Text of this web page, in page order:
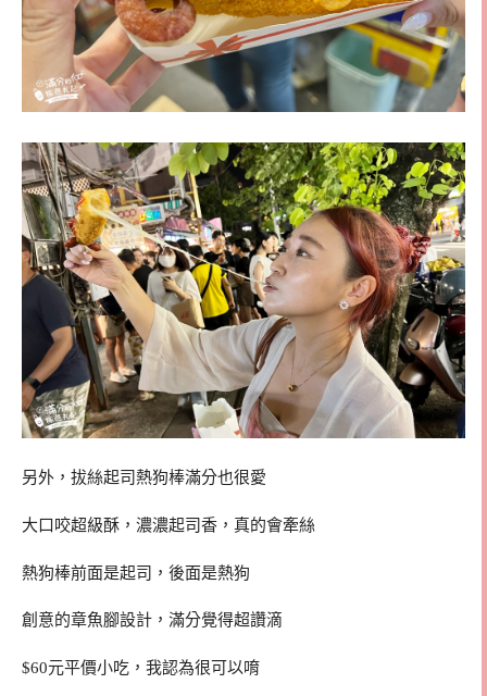
另外，拔絲起司熱狗棒滿分也很愛
大口咬超級酥，濃濃起司香，真的會牽絲
熱狗棒前面是起司，後面是熱狗
創意的章魚腳設計，滿分覺得超讚滴
$60元平價小吃，我認為很可以唷